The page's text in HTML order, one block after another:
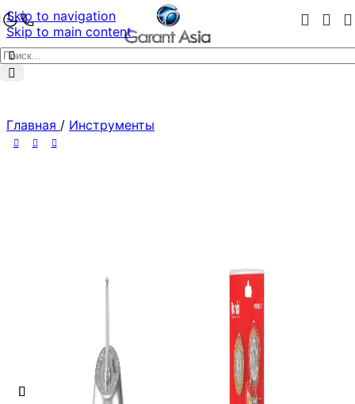
Skip to navigation
Skip to main content
Главная / Инструменты